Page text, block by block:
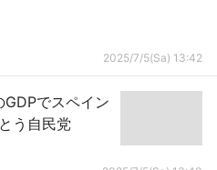
2025/7/5(Sa) 13:42
GDPでスペイン
う自民党